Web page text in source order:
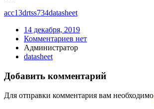
acc13drtss734datasheet
14 декабря, 2019
Комментариев нет
Администратор
datasheet
Добавить комментарий
Для отправки комментария вам необходимо